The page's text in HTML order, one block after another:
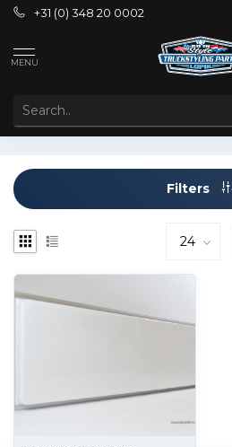
+31 (0) 348 20 0002
MENU
Tags
PRODUCTS TAGGED WITH
Filters